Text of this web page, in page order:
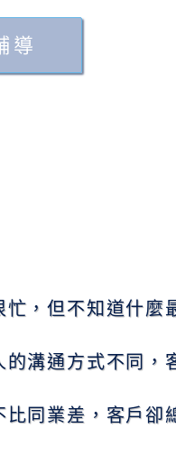
導
忙，但不知道什麼
的溝通方式不同，
比同業差，客戶卻